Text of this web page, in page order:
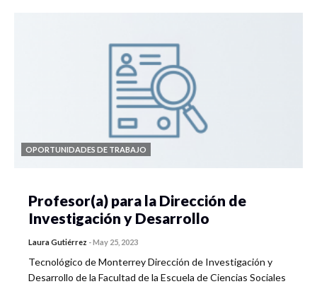
OPORTUNIDADES DE TRABAJO
Profesor(a) para la Dirección de
Investigación y Desarrollo
Laura Gutiérrez -May 25, 2023
Tecnológico de Monterrey Dirección de Investigación y
Desarrollo de la Facultad de la Escuela de Ciencias Sociales